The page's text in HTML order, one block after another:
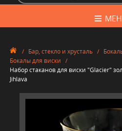
/ Бар, стекло и хрусталь /
Бокалы для виски /
Набор стаканов для виски "Glacier"
Jihlava